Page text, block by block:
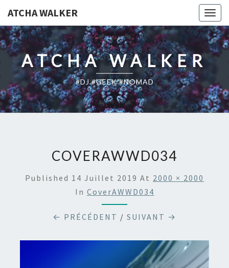
ATCHA WALKER
ATCHA WALKER
#DJ #GEEK #NOMAD
COVERAWWD034
Published 14 Juillet 2019 At 2000 × 2000
In CoverAWWD034
← PRÉCÉDENT / SUIVANT →